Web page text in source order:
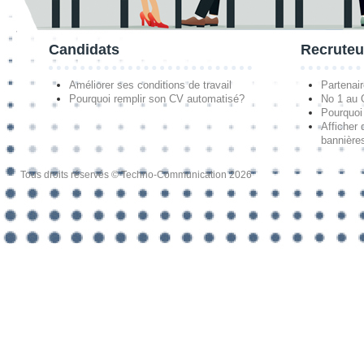
Candidats
Améliorer ses conditions de travail
Pourquoi remplir son CV automatisé?
No 1 au
Afficher
Tous droits réservés © Techno-Communication 2026